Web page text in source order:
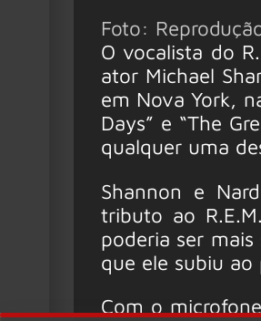
Foto:
O vocalista do
ator Michael
em Nova York,
Days” e “The
qualquer uma
Shannon e
tributo ao
poderia ser
que ele subiu
Com o